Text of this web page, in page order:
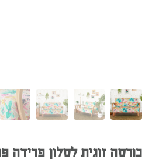
כורסה זוגית לסלון פרידה